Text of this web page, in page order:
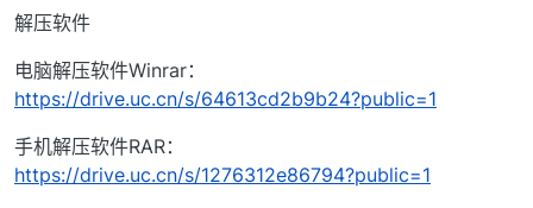
解压软件
电脑解压软件Winrar：
https://drive.uc.cn/s/64613cd2b9b24?public=1
手机解压软件RAR：
https://drive.uc.cn/s/1276312e86794?public=1